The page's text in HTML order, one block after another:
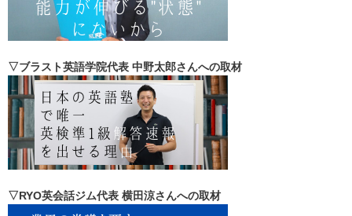
▽ブラスト英語学院代表 中野太郎さんへの取材
▽RYO英会話ジム代表 横田涼さんへの取材